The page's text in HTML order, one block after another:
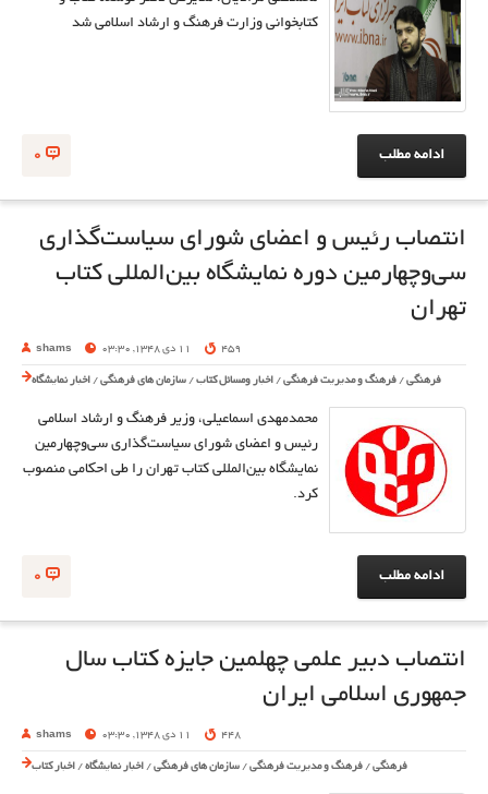
کتابخوانی وزارت فرهنگ و ارشاد اسلامی شد
0 ادامه مطلب
انتصاب رئیس و اعضای شورای سیاست‌گذاری
سی‌وچهارمین دوره نمایشگاه بین‌المللی کتاب
تهران
shams 11 دی 1348, 03:30 459
فرهنگی / فرهنگ و مدیریت فرهنگی / اخبار ومسائل کتاب / سازمان های فرهنگی / اخبار نمایشگاه
محمدمهدی اسماعیلی، وزیر فرهنگ و ارشاد اسلامی
رئیس و اعضای شورای سیاست‌گذاری سی‌وچهارمین
نمایشگاه بین‌المللی کتاب تهران را طی احکامی منصوب
کرد.
0 ادامه مطلب
انتصاب دبیر علمی چهلمین جایزه کتاب سال
جمهوری اسلامی ایران
shams 11 دی 1348, 03:30 448
فرهنگی / فرهنگ و مدیریت فرهنگی / سازمان های فرهنگی / اخبار نمایشگاه / اخبار کتاب